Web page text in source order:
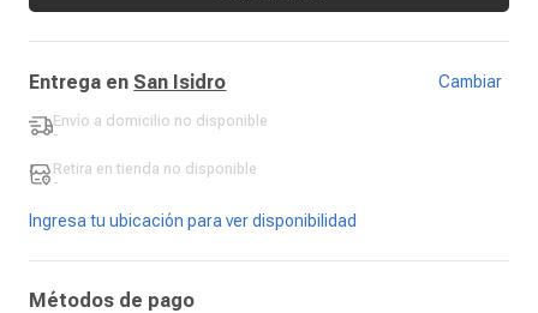
Entrega en San Isidro Cambiar
Envío a domicilio no disponible
-
Retira en tienda no disponible
-
Ingresa tu ubicación para ver disponibilidad
Métodos de pago